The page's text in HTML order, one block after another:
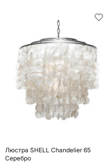
Люстра SHELL Chandelier 65
Серебро